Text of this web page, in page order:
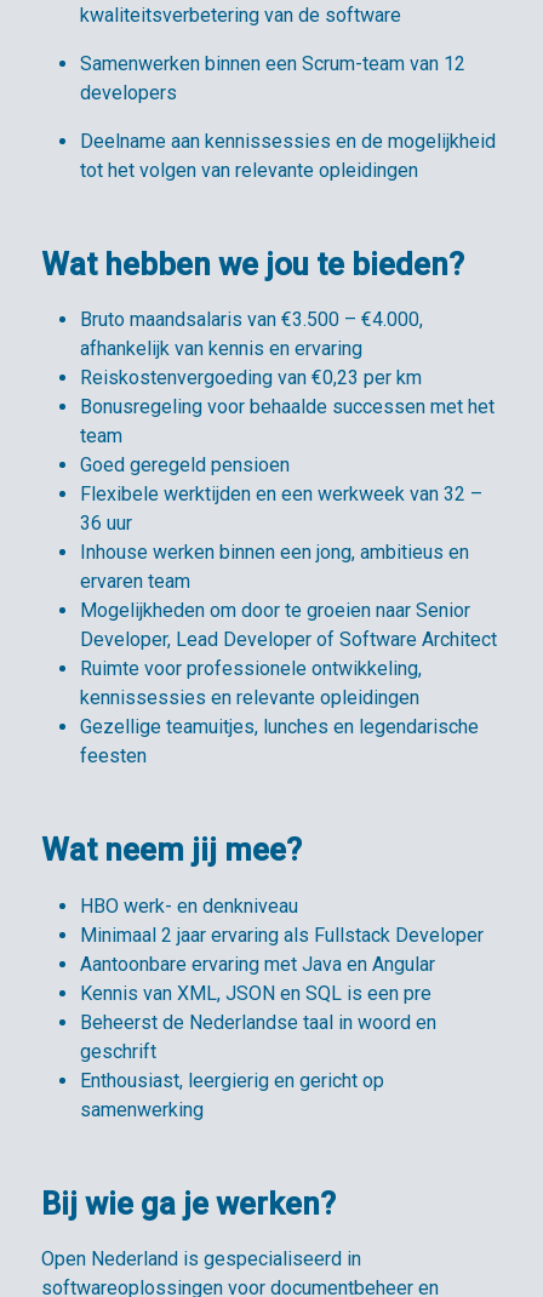
kwaliteitsverbetering van de software
Samenwerken binnen een Scrum-team van 12
developers
Deelname aan kennissessies en de mogelijkheid
tot het volgen van relevante opleidingen
Wat hebben we jou te bieden?
Bruto maandsalaris van €3.500 – €4.000,
afhankelijk van kennis en ervaring
Reiskostenvergoeding van €0,23 per km
Bonusregeling voor behaalde successen met het
team
Goed geregeld pensioen
Flexibele werktijden en een werkweek van 32 –
36 uur
Inhouse werken binnen een jong, ambitieus en
ervaren team
Mogelijkheden om door te groeien naar Senior
Developer, Lead Developer of Software Architect
Ruimte voor professionele ontwikkeling,
kennissessies en relevante opleidingen
Gezellige teamuitjes, lunches en legendarische
feesten
Wat neem jij mee?
HBO werk- en denkniveau
Minimaal 2 jaar ervaring als Fullstack Developer
Aantoonbare ervaring met Java en Angular
Kennis van XML, JSON en SQL is een pre
Beheerst de Nederlandse taal in woord en
geschrift
Enthousiast, leergierig en gericht op
samenwerking
Bij wie ga je werken?
Open Nederland is gespecialiseerd in
softwareoplossingen voor documentbeheer en